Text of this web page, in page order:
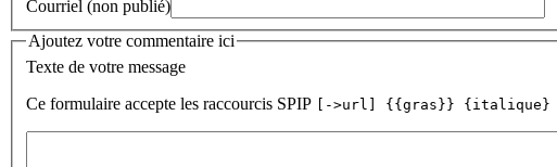
Courriel (non publié)
Ajoutez votre commentaire ici
Texte de votre message
Ce formulaire accepte les raccourcis SPIP
[->url] {{gras}} {italique}